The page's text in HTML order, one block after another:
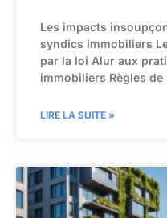
Les impacts
syndics immobiliers
par la loi Alur aux
immobiliers Règles de
LIRE LA SUITE »